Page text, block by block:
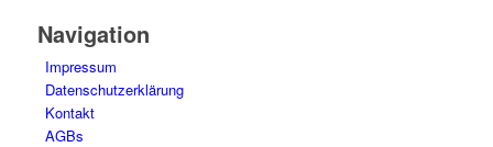
Navigation
Impressum
Datenschutzerklärung
Kontakt
AGBs